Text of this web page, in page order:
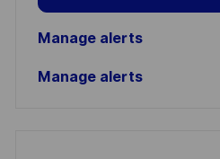
Manage alerts
Manage alerts